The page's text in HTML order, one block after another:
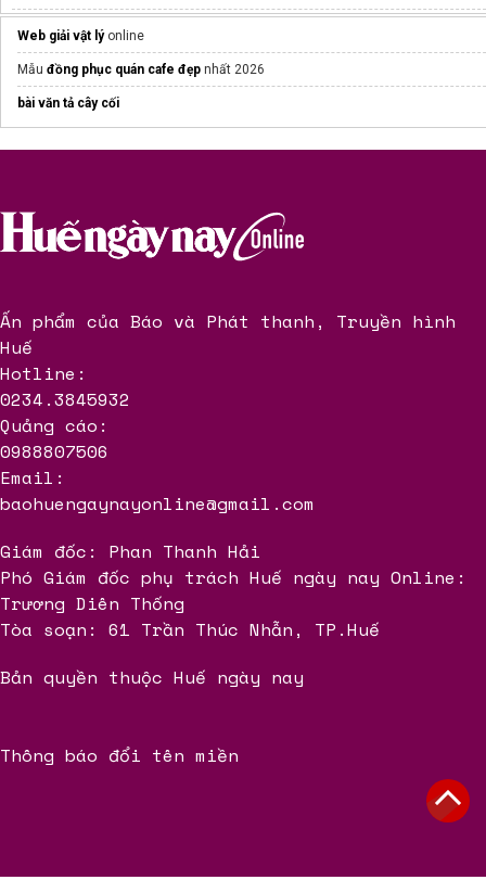
Top mẫu áo đồng phục polo
Web giải vật lýonline
Mẫu đồng phục quán cafe đẹp nhất 2026
bài văn tả cây cối
Ấn phẩm của Báo và Phát thanh, Truyền hình
Huế
Hotline:
0234.3845932
Quảng cáo:
0988807506
Email:
baohuengaynayonline@gmail.com
Giám đốc: Phan Thanh Hải
Phó Giám đốc phụ trách Huế ngày nay Online:
Trương Diên Thống
Tòa soạn: 61 Trần Thúc Nhẫn, TP.Huế
Bản quyền thuộc Huế ngày nay
Thông báo đổi tên miền